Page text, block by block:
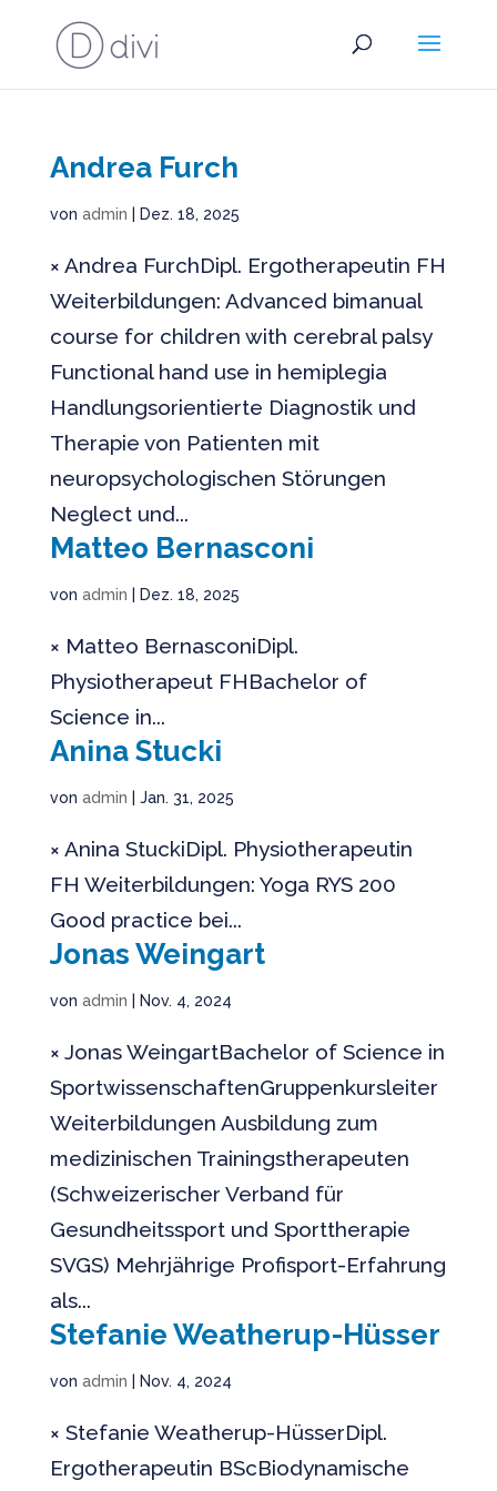
Andrea Furch
von admin Dez. 18, 2025
× Andrea FurchDipl. Ergotherapeutin FH
Weiterbildungen: Advanced bimanual
course for children with cerebral palsy
Functional hand use in hemiplegia
Handlungsorientierte Diagnostik und
Therapie von Patienten mit
neuropsychologischen Störungen
Neglect und...
Matteo Bernasconi
von admin Dez. 18, 2025
× Matteo BernasconiDipl.
Physiotherapeut FHBachelor of
Science in...
Anina Stucki
von admin Jan. 31, 2025
× Anina StuckiDipl. Physiotherapeutin
FH Weiterbildungen: Yoga RYS 200
Good practice bei...
Jonas Weingart
von admin Nov. 4, 2024
× Jonas Weingart​Bachelor of Science in
SportwissenschaftenGruppenkursleiter
Weiterbildungen Ausbildung zum
medizinischen Trainingstherapeuten
(Schweizerischer Verband für
Gesundheitssport und Sporttherapie
SVGS) Mehrjährige Profisport-Erfahrung
als...
Stefanie Weatherup-Hüsser
von admin Nov. 4, 2024
× Stefanie Weatherup-HüsserDipl.
Ergotherapeutin BScBiodynamische